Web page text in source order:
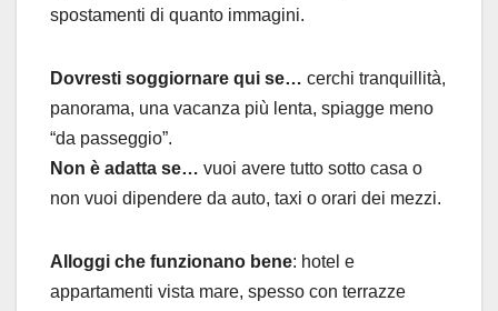
spostamenti di quanto immagini.
Dovresti soggiornare qui se… cerchi tranquillità,
panorama, una vacanza più lenta, spiagge meno
“da passeggio”.
Non è adatta se… vuoi avere tutto sotto casa o
non vuoi dipendere da auto, taxi o orari dei mezzi.
Alloggi che funzionano bene: hotel e
appartamenti vista mare, spesso con terrazze